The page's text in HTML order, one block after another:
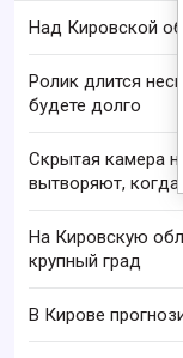
Над Кировской
Ролик длится
будете долго
Скрытая камера
вытворяют, когда
На Кировскую
крупный град
В Кирове